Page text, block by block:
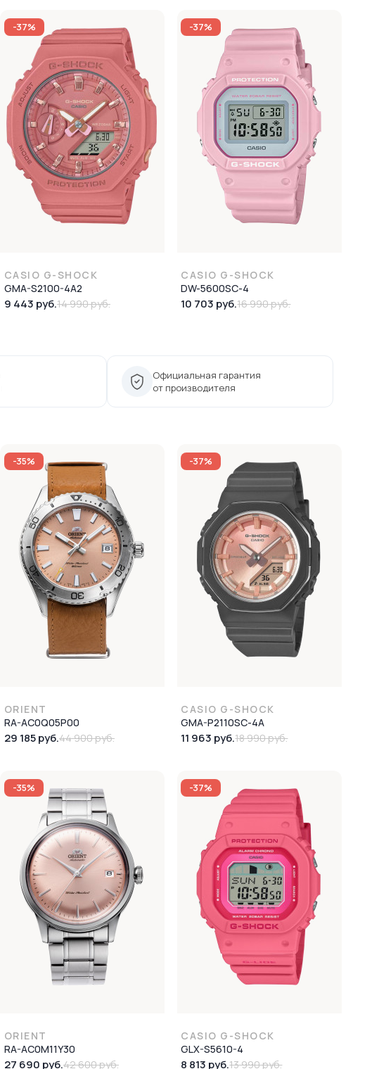
-37%
CASIO G-SHOCK
GMA-S2100-4A2
9 443 руб.14 990 руб.
-37%
CASIO G-SHOCK
DW-5600SC-4
10 703 руб.16 990 руб.
Официальная гарантия
от производителя
-35%
ORIENT
RA-AC0Q05P00
29 185 руб.44 900 руб.
-37%
CASIO G-SHOCK
GMA-P2110SC-4A
11 963 руб.18 990 руб.
-35%
ORIENT
RA-AC0M11Y30
27 690 руб.42 600 руб.
-37%
CASIO G-SHOCK
GLX-S5610-4
8 813 руб.13 990 руб.